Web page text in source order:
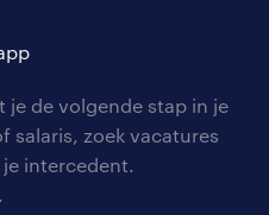
je de volgende stap in je
salaris, zoek vacatures
intercedent.